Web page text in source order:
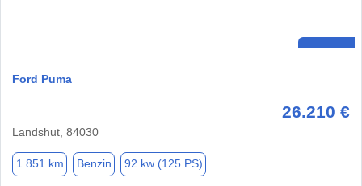
Ford Puma
26.210 €
Landshut, 84030
1.851 km Benzin 92 kw (125 PS)